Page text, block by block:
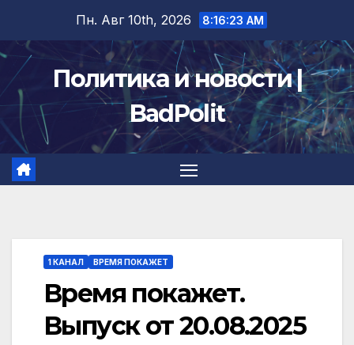
содержимому
Пн. Авг 10th, 2026 8:16:24 AM
Политика и новости |
BadPolit
1 КАНАЛ ВРЕМЯ ПОКАЖЕТ
Время покажет.
Выпуск от 20.08.2025